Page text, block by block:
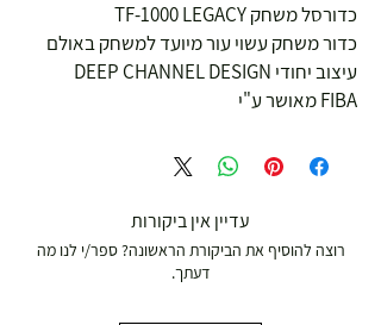
כדורסל משחק TF-1000 LEGACY
כדור משחק עשוי עור מיועד למשחק באולם
עיצוב יחודי DEEP CHANNEL DESIGN
FIBA מאושר ע"י
עדיין אין ביקורות
רוצה להוסיף את הביקורת הראשונה? ספר/י לנו מה
דעתך.